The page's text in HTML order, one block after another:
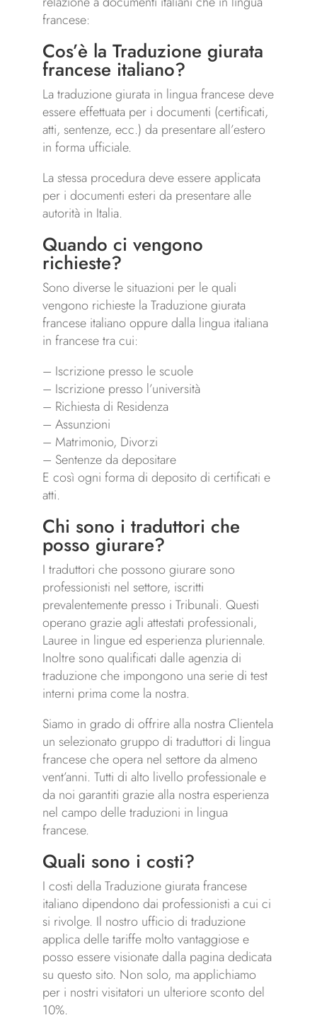
francese:
Cos’è la Traduzione giurata
francese italiano?
La traduzione giurata in lingua francese deve
essere effettuata per i documenti (certificati,
atti, sentenze, ecc.) da presentare all’estero
in forma ufficiale.
La stessa procedura deve essere applicata
per i documenti esteri da presentare alle
autorità in Italia.
Quando ci vengono
richieste?
Sono diverse le situazioni per le quali
vengono richieste la Traduzione giurata
francese italiano oppure dalla lingua italiana
in francese tra cui:
– Iscrizione presso le scuole
– Iscrizione presso l’università
– Richiesta di Residenza
– Assunzioni
– Matrimonio, Divorzi
– Sentenze da depositare
E così ogni forma di deposito di certificati e
atti.
Chi sono i traduttori che
posso giurare?
I traduttori che possono giurare sono
professionisti nel settore, iscritti
prevalentemente presso i Tribunali. Questi
operano grazie agli attestati professionali,
Lauree in lingue ed esperienza pluriennale.
Inoltre sono qualificati dalle agenzia di
traduzione che impongono una serie di test
interni prima come la nostra.
Siamo in grado di offrire alla nostra Clientela
un selezionato gruppo di traduttori di lingua
francese che opera nel settore da almeno
vent’anni. Tutti di alto livello professionale e
da noi garantiti grazie alla nostra esperienza
nel campo delle traduzioni in lingua
francese.
Quali sono i costi?
I costi della Traduzione giurata francese
italiano dipendono dai professionisti a cui ci
si rivolge. Il nostro ufficio di traduzione
applica delle tariffe molto vantaggiose e
posso essere visionate dalla pagina dedicata
su questo sito. Non solo, ma applichiamo
per i nostri visitatori un ulteriore sconto del
10%.